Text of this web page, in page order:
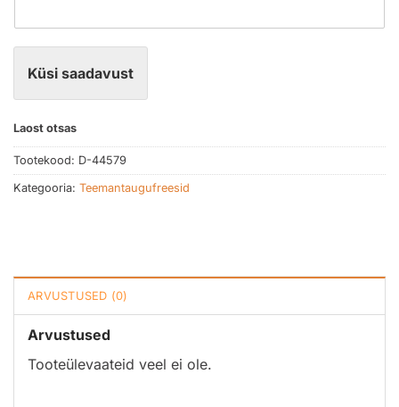
Küsi saadavust
Laost otsas
Tootekood: D-44579
Kategooria: Teemantaugufreesid
ARVUSTUSED (0)
Arvustused
Tooteülevaateid veel ei ole.